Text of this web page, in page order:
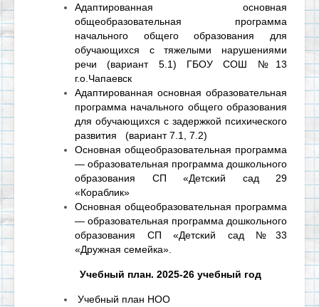
Адаптированная основная
общеобразовательная программа
начального общего образования для
обучающихся с тяжелыми нарушениями
речи (вариант 5.1) ГБОУ СОШ №13
г.о.Чапаевск
Адаптированная основная образовательная
программа начального общего образования
для обучающихся с задержкой психического
развития (вариант 7.1, 7.2)
Основная общеобразовательная программа
— образовательная программа дошкольного
образования СП «Детский сад 29
«Кораблик»
Основная общеобразовательная программа
— образовательная программа дошкольного
образования СП «Детский сад №33
«Дружная семейка».
Учебный план. 2025-26 учебный год
Учебный план НОО